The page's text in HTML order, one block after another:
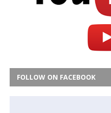
FOLLOW ON FACEBOOK